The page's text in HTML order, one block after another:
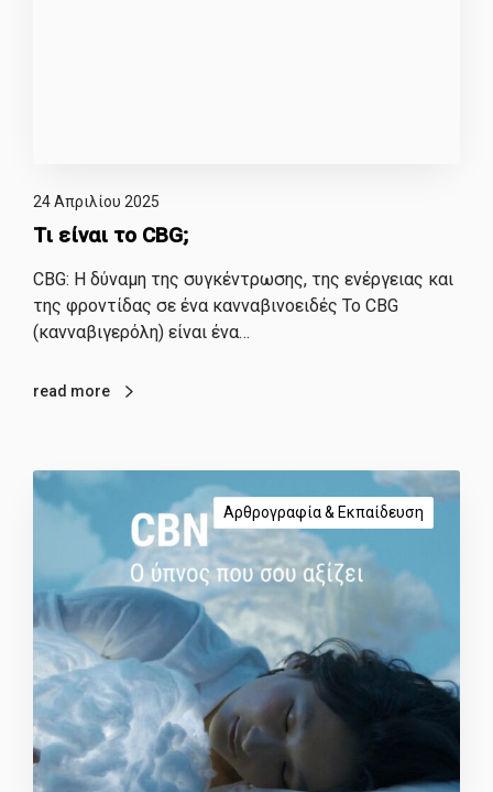
24 Απριλίου 2025
Τι είναι το CBG;
CBG: Η δύναμη της συγκέντρωσης, της ενέργειας και
της φροντίδας σε ένα κανναβινοειδές Το CBG
(κανναβιγερόλη) είναι ένα…
read more
Αρθρογραφία & Εκπαίδευση